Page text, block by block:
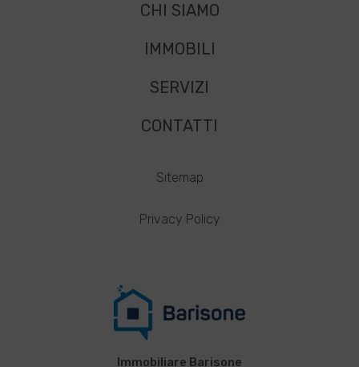
CHI SIAMO
IMMOBILI
SERVIZI
CONTATTI
Sitemap
Privacy Policy
Immobiliare Barisone